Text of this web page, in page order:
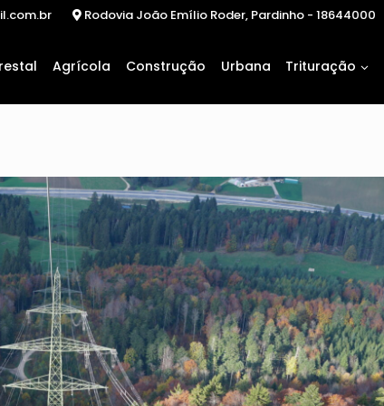
Rodovia João Emílio Roder, Pardinho - 18644000
Agrícola Construção Urbana Trituração